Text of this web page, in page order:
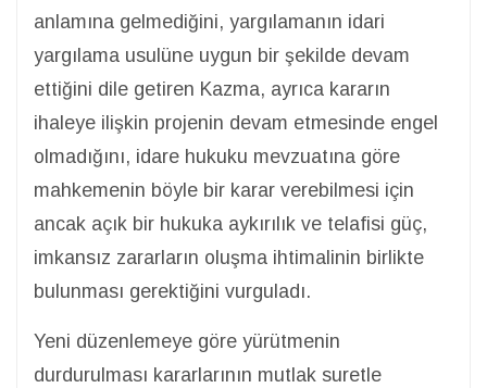
anlamına gelmediğini, yargılamanın idari
yargılama usulüne uygun bir şekilde devam
ettiğini dile getiren Kazma, ayrıca kararın
ihaleye ilişkin projenin devam etmesinde engel
olmadığını, idare hukuku mevzuatına göre
mahkemenin böyle bir karar verebilmesi için
ancak açık bir hukuka aykırılık ve telafisi güç,
imkansız zararların oluşma ihtimalinin birlikte
bulunması gerektiğini vurguladı.
Yeni düzenlemeye göre yürütmenin
durdurulması kararlarının mutlak suretle